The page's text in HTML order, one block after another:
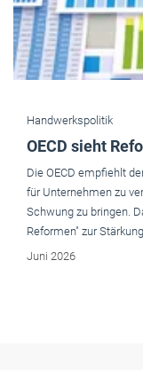
Handwerkspolitik
OECD sieht
Die OECD empfiehlt
für Unternehmen zu
Schwung zu bringen.
Reformen" zur
Juni 2026